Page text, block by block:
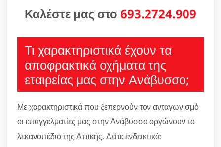
Καλέστε μας στο 693.2724.909
Τι χαρακτηριστικά έχουν τα
αποφρακτικά οχήματα της
εταιρείας μας στην Ανάβυσσο;
Με χαρακτηριστικά που ξεπερνούν τον ανταγωνισμό
οι επαγγελματίες μας στην Ανάβυσσο οργώνουν το
λεκανοπέδιο της Αττικής. Δείτε ενδεικτικά: